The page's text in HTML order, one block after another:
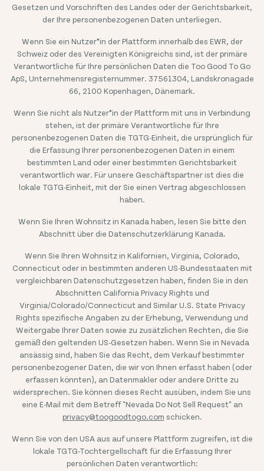
Gesetzen und Vorschriften des Landes oder der Gerichtsbarkeit,
der Ihre personenbezogenen Daten unterliegen.
Wenn Sie ein Nutzer*in der Plattform innerhalb des EWR, der
Schweiz oder des Vereinigten Königreichs sind, ist der primäre
Verantwortliche für Ihre persönlichen Daten die Too Good To Go
ApS, Unternehmensregisternummer. 37561304, Landskronagade
66, 2100 Kopenhagen, Dänemark.
Wenn Sie nicht als Nutzer*in der Plattform mit uns in Verbindung
stehen, ist der primäre Verantwortliche für Ihre
personenbezogenen Daten die TGTG-Einheit, die ursprünglich für
die Erfassung Ihrer personenbezogenen Daten in einem
bestimmten Land oder einer bestimmten Gerichtsbarkeit
verantwortlich war. Für unsere Geschäftspartner ist dies die
lokale TGTG-Einheit, mit der Sie einen Vertrag abgeschlossen
haben.
Wenn Sie Ihren Wohnsitz in Kanada haben, lesen Sie bitte den
Abschnitt über die Datenschutzerklärung Kanada.
Wenn Sie Ihren Wohnsitz in Kalifornien, Virginia, Colorado,
Connecticut oder in bestimmten anderen US-Bundesstaaten mit
vergleichbaren Datenschutzgesetzen haben, finden Sie in den
Abschnitten California Privacy Rights und
Virginia/Colorado/Connecticut and Similar U.S. State Privacy
Rights spezifische Angaben zu der Erhebung, Verwendung und
Weitergabe Ihrer Daten sowie zu zusätzlichen Rechten, die Sie
gemäß den geltenden US-Gesetzen haben. Wenn Sie in Nevada
ansässig sind, haben Sie das Recht, dem Verkauf bestimmter
personenbezogener Daten, die wir von Ihnen erfasst haben (oder
erfassen könnten), an Datenmakler oder andere Dritte zu
widersprechen. Sie können dieses Recht ausüben, indem Sie uns
eine E-Mail mit dem Betreff "Nevada Do Not Sell Request" an
privacy@toogoodtogo.com schicken.
Wenn Sie von den USA aus auf unsere Plattform zugreifen, ist die
lokale TGTG-Tochtergellschaft für die Erfassung Ihrer
persönlichen Daten verantwortlich: